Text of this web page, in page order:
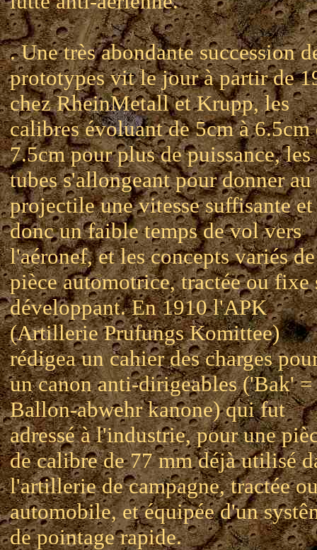
. Une très abondante succession
prototypes vit le jour à partir de
chez RheinMetall et Krupp, les
calibres évoluant de 5cm à 6.5cm
7.5cm pour plus de puissance, les
tubes s'allongeant pour donner au
projectile une vitesse suffisante et
donc un faible temps de vol vers
l'aéronef, et les concepts variés de
pièce automotrice, tractée ou fixe
développant. En 1910 l'APK
(Artillerie Prufungs Komittee)
rédigea un cahier des charges
un canon anti-dirigeables ('Bak' =
Ballon-abwehr kanone) qui fut
adressé à l'industrie, pour une
de calibre de 77 mm déjà utilisé
l'artillerie de campagne, tractée
automobile, et équipée d'un
de pointage rapide.